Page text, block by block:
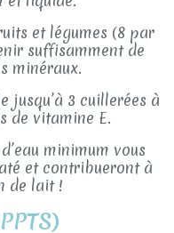
et légumes (8 par
suffisamment de
minéraux.
jusqu’à 3 cuillerées à
de vitamine E.
minimum vous
et contribueront à
de lait !